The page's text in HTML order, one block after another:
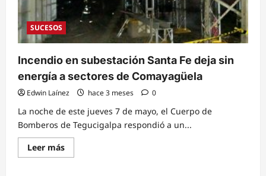
SUCESOS
Incendio en subestación Santa Fe deja sin
energía a sectores de Comayagüela
Edwin Laínez hace 3 meses 0
La noche de este jueves 7 de mayo, el Cuerpo de
Bomberos de Tegucigalpa respondió a un...
Leer másRead
more